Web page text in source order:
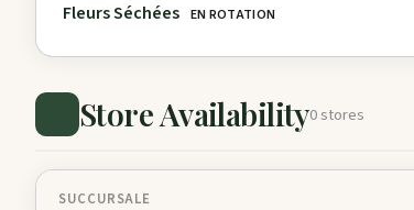
Fleurs Séchées EN ROTATION
Store Availability0 stores
SUCCURSALE